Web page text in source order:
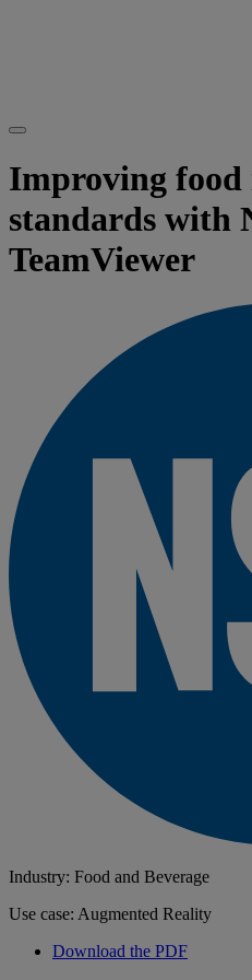
Improving
standards with
TeamViewer
Industry: Food and Beverage
Use case: Augmented Reality
Download the PDF